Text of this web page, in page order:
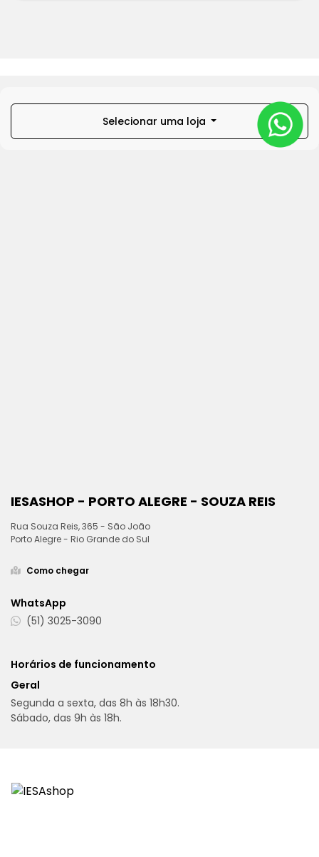
Selecionar uma loja
IESASHOP - PORTO ALEGRE - SOUZA REIS
Rua Souza Reis, 365 - São João
Porto Alegre - Rio Grande do Sul
Como chegar
WhatsApp
(51) 3025-3090
Horários de funcionamento
Geral
Segunda a sexta, das 8h às 18h30.
Sábado, das 9h às 18h.